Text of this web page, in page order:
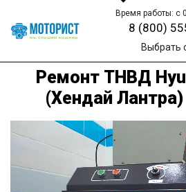
Время работы: с
8 (800)
Выбрать
Ремонт ТНВД
(Хендай